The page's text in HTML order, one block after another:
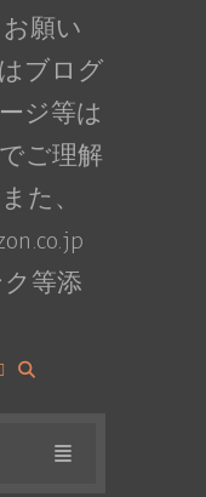
願い
ブログ
ジ等は
ご理解
た、
等添